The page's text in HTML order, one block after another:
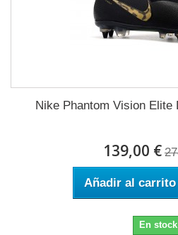
Nike Phantom Vision Elite
139,00 €
Añadir al carrito
En stock